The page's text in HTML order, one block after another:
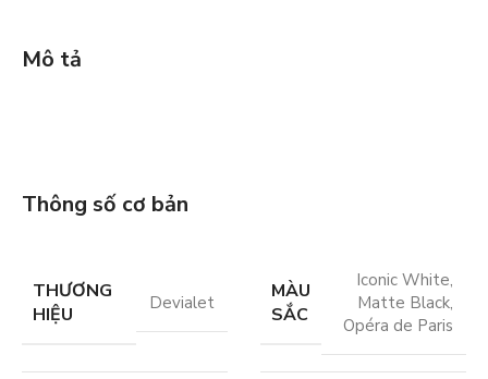
Mô tả
Thông số cơ bản
THƯƠNG
HIỆU
Devialet
MÀU
SẮC
Iconic White,
Matte Black,
Opéra de Paris